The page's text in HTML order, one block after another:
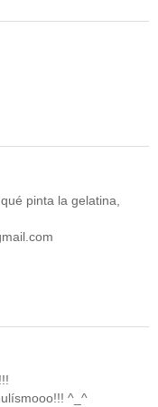
pinta la gelatina,
^_^